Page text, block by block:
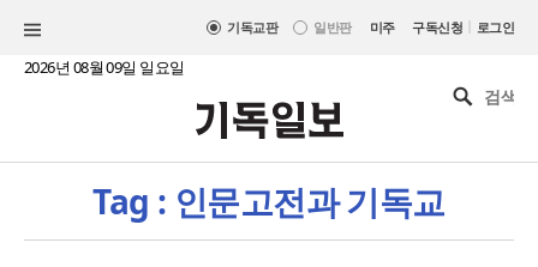
기독교판 일반판 미주 구독신청 | 로그인
2026년 08월 09일 일요일
Tag : 인문고전과 기독교